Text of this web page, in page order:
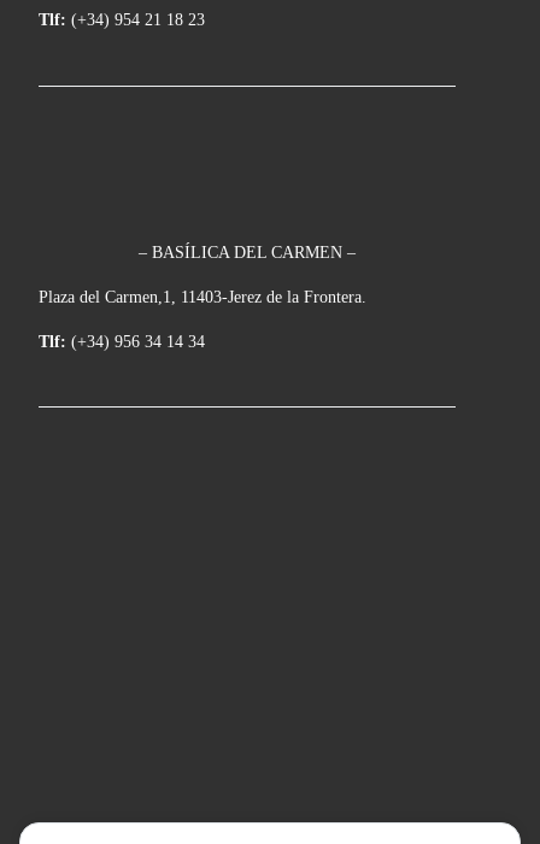
Tlf: (+34) 954 21 18 23
– BASÍLICA DEL CARMEN –
Plaza del Carmen,1, 11403-Jerez de la Frontera.
Tlf: (+34) 956 34 14 34